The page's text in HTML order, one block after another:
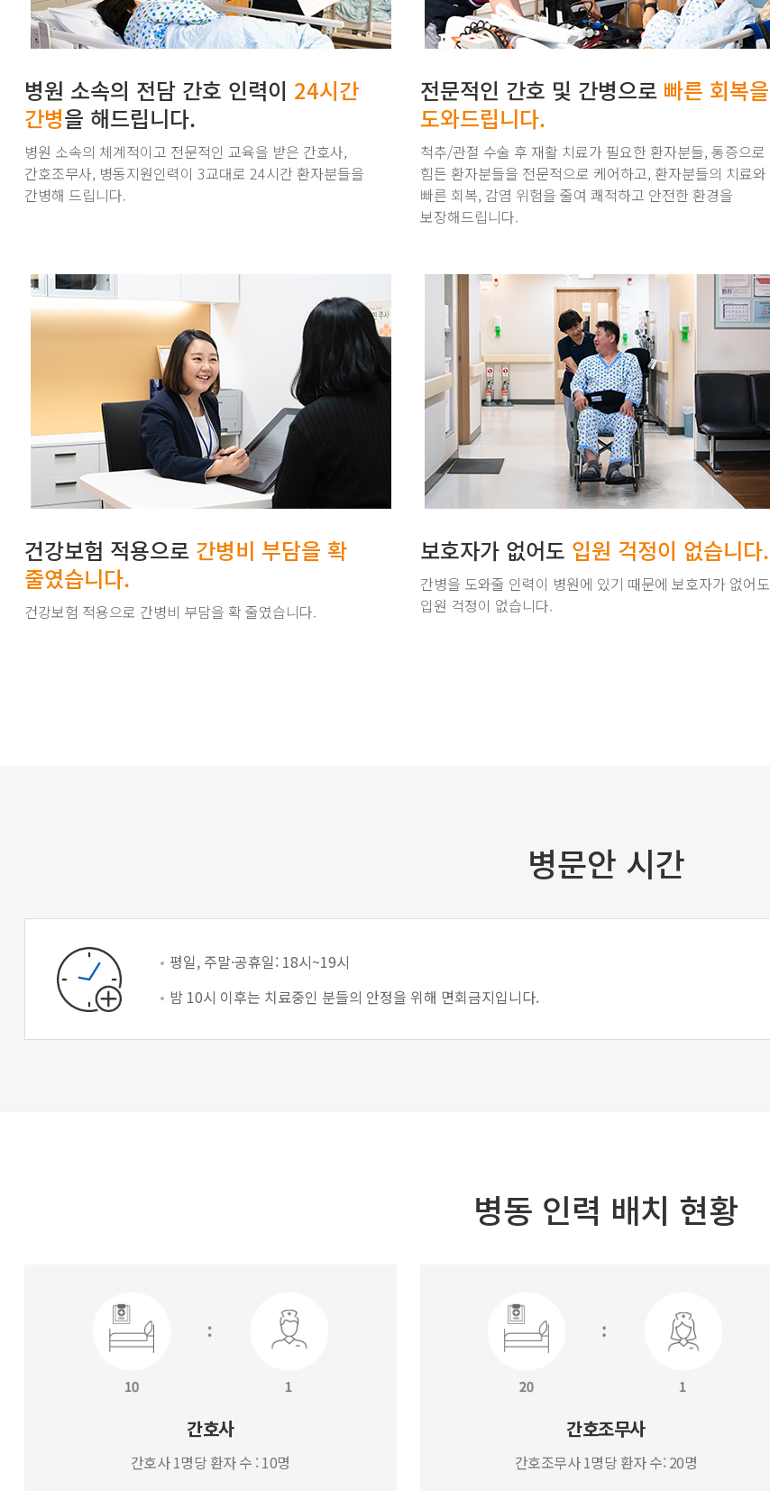
병원 소속의 전담 간호 인력이 24시간
간병을 해드립니다.
병원 소속의 체계적이고 전문적인 교육을 받은 간호사,
간호조무사, 병동지원인력이 3교대로 24시간 환자분들을
간병해 드립니다.
전문적인 간호 및 간병으로 빠른 회복을
도와드립니다.
척추/관절 수술 후 재활 치료가 필요한 환자분들, 통증으로
힘든 환자분들을 전문적으로 케어하고, 환자분들의 치료와
빠른 회복, 감염 위험을 줄여 쾌적하고 안전한 환경을
보장해드립니다.
건강보험 적용으로 간병비 부담을 확
줄였습니다.
건강보험 적용으로 간병비 부담을 확 줄였습니다.
보호자가 없어도 입원 걱정이 없습니다.
간병을 도와줄 인력이 병원에 있기 때문에 보호자가 없어도
입원 걱정이 없습니다.
병문안 시간
평일, 주말·공휴일: 18시~19시
밤 10시 이후는 치료중인 분들의 안정을 위해 면회금지입니다.
병동 인력 배치 현황
간호사
간호사 1명당 환자 수 : 10명
간호조무사
간호조무사 1명당 환자 수: 20명